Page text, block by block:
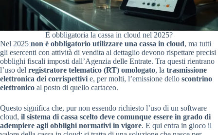
È obbligatoria la cassa in cloud nel 2025?
Nel 2025 non è obbligatorio utilizzare una cassa in cloud, ma tutti
gli esercenti con attività di vendita al dettaglio devono rispettare precisi
obblighi fiscali imposti dall’Agenzia delle Entrate. Tra questi rientrano
l’uso del registratore telematico (RT) omologato, la trasmissione
elettronica dei corrispettivi e, per molti, l’emissione dello scontrino
elettronico al posto di quello cartaceo.
Questo significa che, pur non essendo richiesto l’uso di un software
cloud, il sistema di cassa scelto deve comunque essere in grado di
adempiere agli obblighi normativi in vigore. E qui entra in gioco il